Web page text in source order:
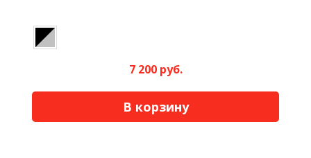
7 200 руб.
В корзину